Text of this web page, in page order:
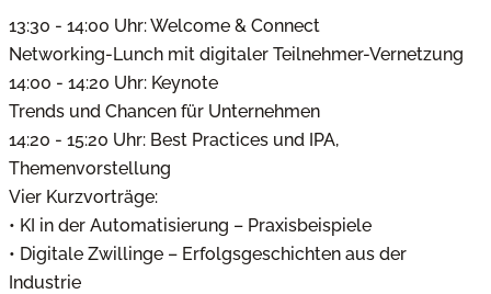
13:30 - 14:00 Uhr: Welcome & Connect
Networking-Lunch mit digitaler Teilnehmer-Vernetzung
14:00 - 14:20 Uhr: Keynote
Trends und Chancen für Unternehmen
14:20 - 15:20 Uhr: Best Practices und IPA,
Themenvorstellung
Vier Kurzvorträge:
• KI in der Automatisierung – Praxisbeispiele
• Digitale Zwillinge – Erfolgsgeschichten aus der
Industrie